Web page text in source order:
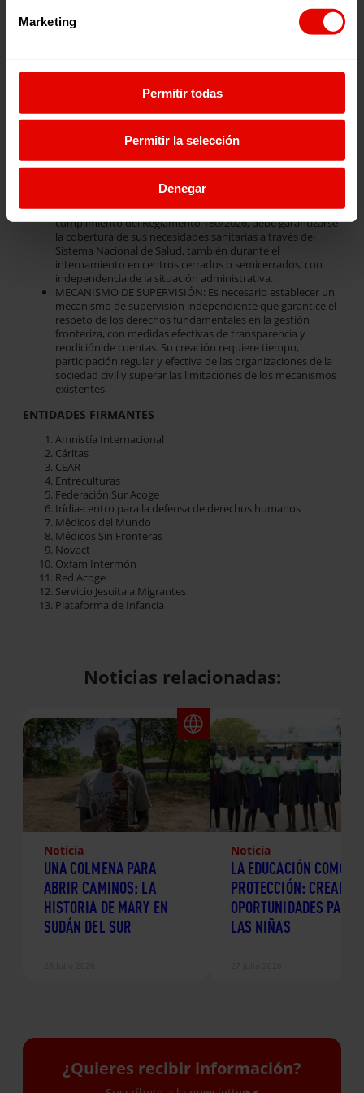
Marketing
Permitir todas
Permitir la selección
Denegar
prevé sincronizar el procedimiento fronterizo de asilo con
el procedimiento de retorno y acompañar la denegación de
protección o residencia y afectar a los derechos
INFANCIA: La aplicación de estos conceptos puede ir en
evaluar individualmente el interés superior de cada niña,
puedan participar en el procedimiento.
ATENCIÓN SANITARIA: Durante los procesos fronterizos,
las personas migrantes deben estar amparadas por la
normativa española en materia de acceso a la salud. En
cumplimiento del Reglamento 180/2026, debe garantizarse
la cobertura de sus necesidades sanitarias a través del
Sistema Nacional de Salud, también durante el
internamiento en centros cerrados o semicerrados, con
independencia de la situación administrativa.
MECANISMO DE SUPERVISIÓN: Es necesario establecer un
mecanismo de supervisión independiente que garantice el
respeto de los derechos fundamentales en la gestión
fronteriza, con medidas efectivas de transparencia y
rendición de cuentas. Su creación requiere tiempo,
participación regular y efectiva de las organizaciones de la
sociedad civil y superar las limitaciones de los mecanismos
existentes.
ENTIDADES FIRMANTES
Amnistía Internacional
Cáritas
CEAR
Entreculturas
Federación Sur Acoge
Irídia-centro para la defensa de derechos humanos
Médicos del Mundo
Médicos Sin Fronteras
Novact
Oxfam Intermón
Red Acoge
Servicio Jesuita a Migrantes
Plataforma de Infancia
Noticias relacionadas:
Noticia
UNA COLMENA PARA
ABRIR CAMINOS: LA
HISTORIA DE MARY EN
SUDÁN DEL SUR
Noticia
LA EDUCACIÓN COMO
PROTECCIÓN: CREANDO
OPORTUNIDADES PARA
LAS NIÑAS
¿Quieres recibir información?